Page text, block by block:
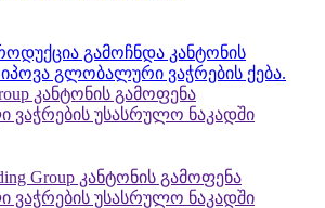
გამოჩნდა კანტონის
გლობალური ვაჭრების ქება.
Group კანტონის გამოფენა
ვაჭრების უსასრულო ნაკადში